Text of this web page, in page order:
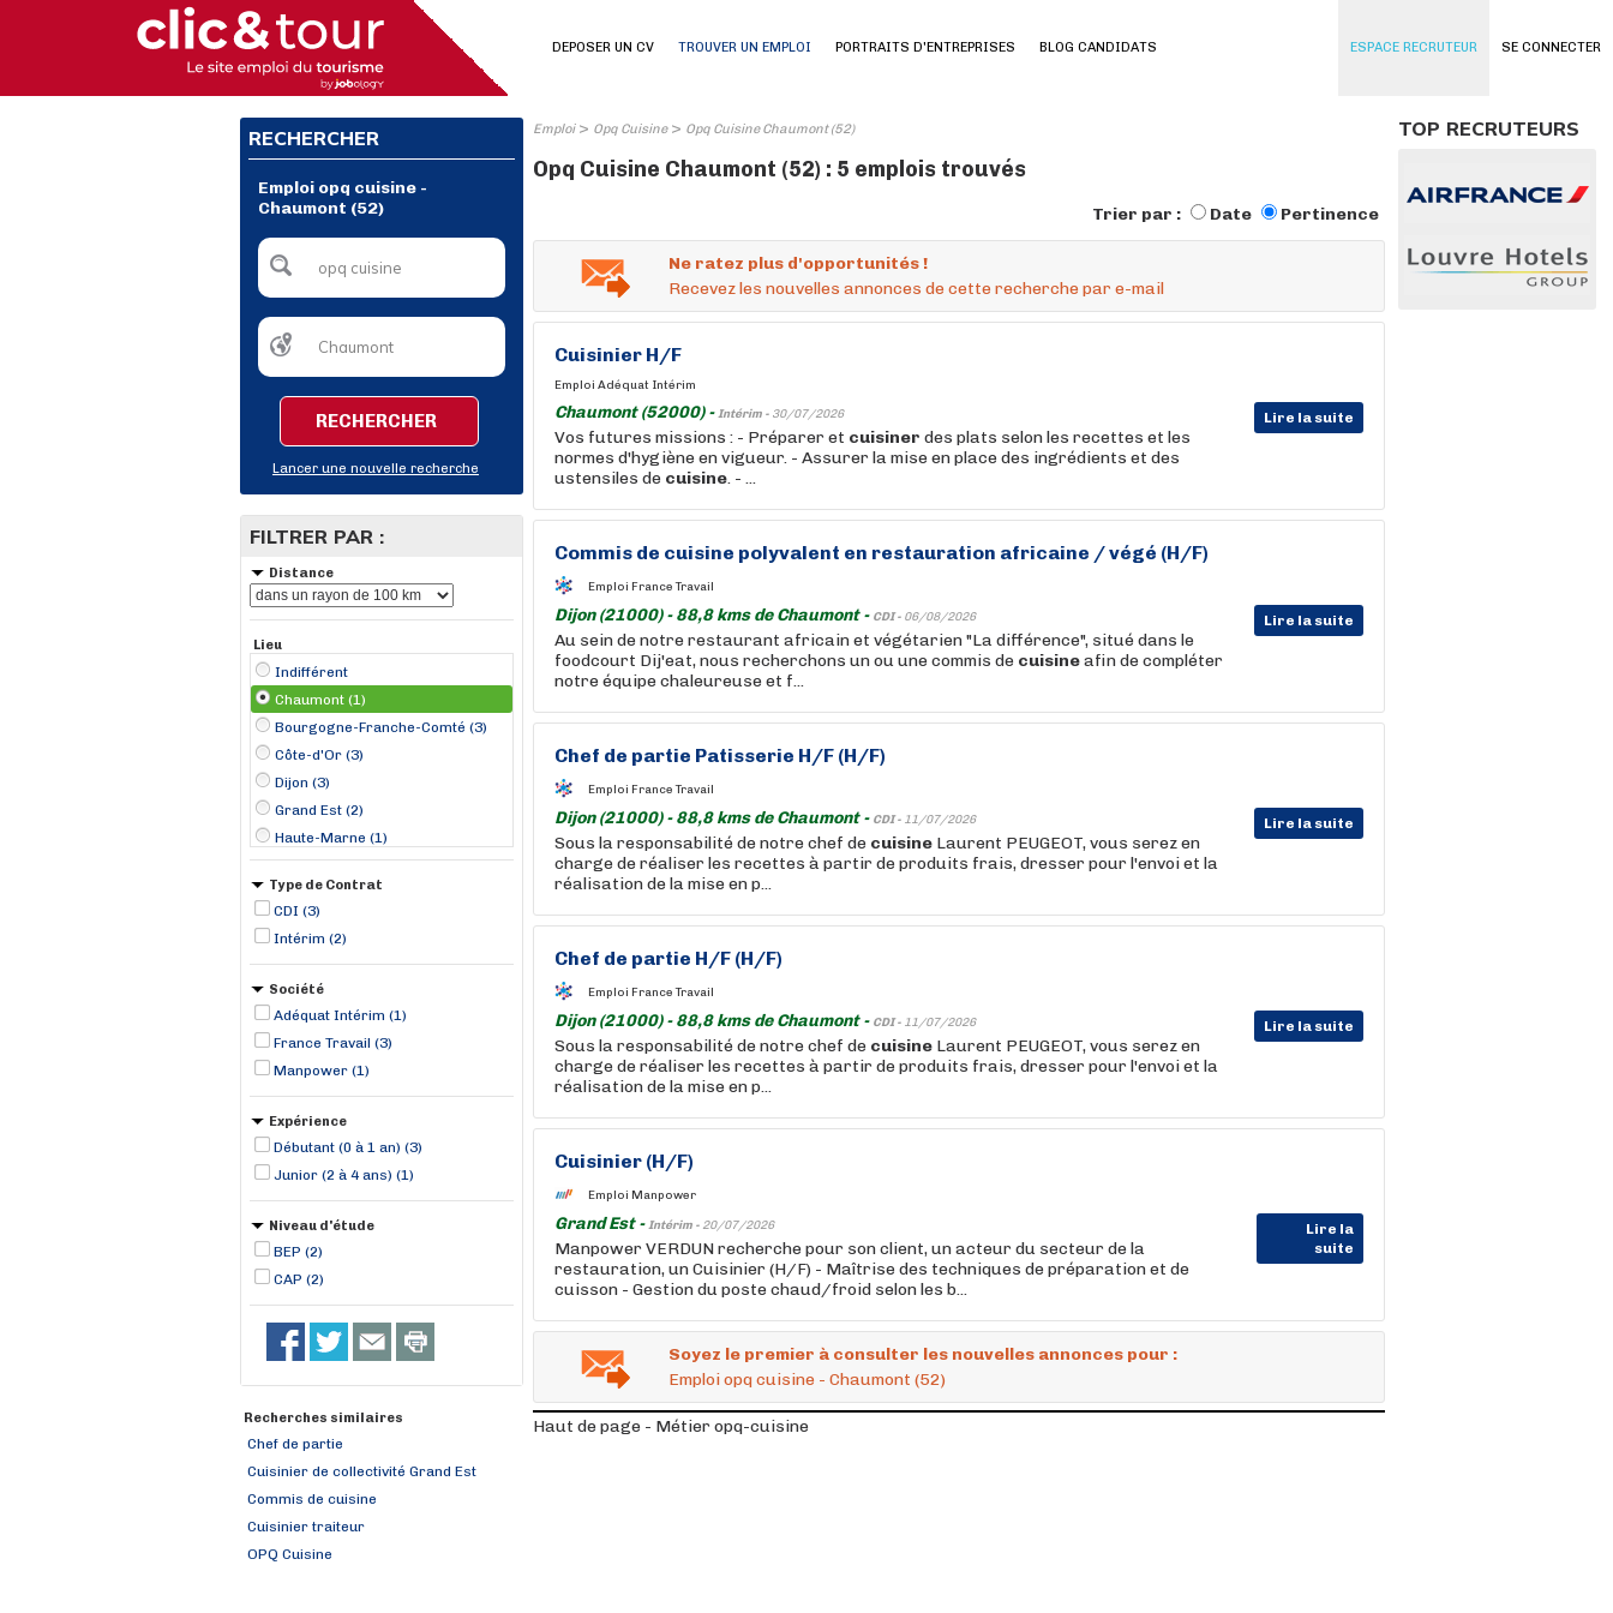
SE CONNECTER
DEPOSER UN CV TROUVER UN EMPLOI PORTRAITS D'ENTREPRISES BLOG CANDIDATS ESPACE RECRUTEUR
RECHERCHER
Emploi opq cuisine -
Chaumont (52)
RECHERCHER
Lancer une nouvelle recherche
FILTRER PAR :
Distance
Lieu
Indifférent
Chaumont (1)
Bourgogne-Franche-Comté (3)
Côte-d'Or (3)
Dijon (3)
Grand Est (2)
Haute-Marne (1)
Type de Contrat
CDI (3)
Intérim (2)
Société
Adéquat Intérim (1)
France Travail (3)
Manpower (1)
Expérience
Débutant (0 à 1 an) (3)
Junior (2 à 4 ans) (1)
Niveau d'étude
BEP (2)
CAP (2)
Recherches similaires
Chef de partie
Cuisinier de collectivité Grand Est
Commis de cuisine
Cuisinier traiteur
OPQ Cuisine
Emploi> Opq Cuisine> Opq Cuisine Chaumont (52)
Opq Cuisine Chaumont (52) : 5 emplois trouvés
Trier par : Date Pertinence
Ne ratez plus d'opportunités !
Recevez les nouvelles annonces de cette recherche par e-mail
Cuisinier H/F
Emploi Adéquat Intérim
Chaumont (52000) -Intérim - 30/07/2026 Lire la suite
Vos futures missions : - Préparer et cuisiner des plats selon les recettes et les
normes d'hygiène en vigueur. - Assurer la mise en place des ingrédients et des
ustensiles de cuisine. - ...
Commis de cuisine polyvalent en restauration africaine / végé (H/F)
Emploi France Travail
Dijon (21000) - 88,8 kms de Chaumont - CDI - 06/08/2026 Lire la suite
Au sein de notre restaurant africain et végétarien "La différence", situé dans le
foodcourt Dij'eat, nous recherchons un ou une commis de cuisineafin de compléter
notre équipe chaleureuse et f...
Chef de partie Patisserie H/F (H/F)
Emploi France Travail
Dijon (21000) - 88,8 kms de Chaumont - CDI - 11/07/2026 Lire la suite
Sous la responsabilité de notre chef de cuisine Laurent PEUGEOT, vous serez en
charge de réaliser les recettes à partir de produits frais, dresser pour l'envoi et la
réalisation de la mise en p...
Chef de partie H/F (H/F)
Emploi France Travail
Dijon (21000) - 88,8 kms de Chaumont - CDI - 11/07/2026 Lire la suite
Sous la responsabilité de notre chef de cuisine Laurent PEUGEOT, vous serez en
charge de réaliser les recettes à partir de produits frais, dresser pour l'envoi et la
réalisation de la mise en p...
Cuisinier (H/F)
Emploi Manpower
Grand Est -Intérim - 20/07/2026
Lire la
suite
Manpower VERDUN recherche pour son client, un acteur du secteur de la
restauration, un Cuisinier (H/F) - Maîtrise des techniques de préparation et de
cuisson - Gestion du poste chaud/froid selon les b...
Soyez le premier à consulter les nouvelles annonces pour :
Emploi opq cuisine - Chaumont (52)
Haut de page - Métier opq-cuisine
TOP RECRUTEURS